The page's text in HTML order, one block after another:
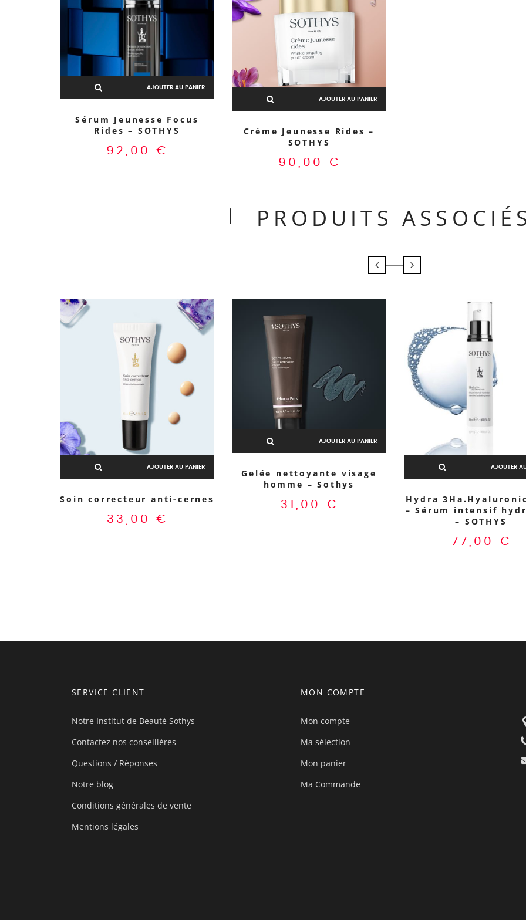
AJOUTER AU PANIER
Sérum Jeunesse Focus
Rides – SOTHYS
92,00 €
AJOUTER AU PANIER
Crème Jeunesse Rides –
SOTHYS
90,00 €
PRODUITS
AJOUTER AU PANIER
Soin correcteur anti-cernes
33,00 €
AJOUTER AU PANIER
Gelée nettoyante visage
homme – Sothys
31,00 €
AJOUTER
Hydra
– Sérum intensif
– SOTHYS
77,00 €
SERVICE CLIENT
Notre Institut de Beauté Sothys
Contactez nos conseillères
Questions / Réponses
Notre blog
Conditions générales de vente
Mentions légales
MON COMPTE
Mon compte
Ma sélection
Mon panier
Ma Commande